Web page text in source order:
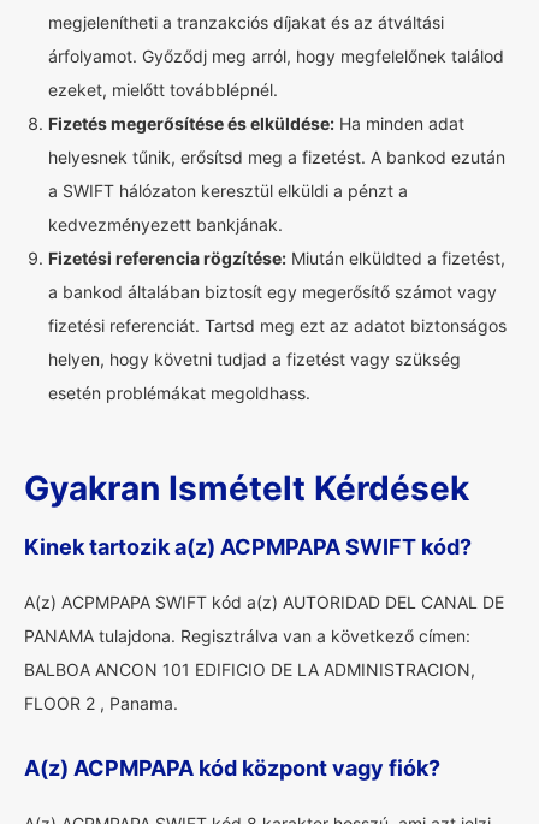
megjelenítheti a tranzakciós díjakat és az átváltási
árfolyamot. Győződj meg arról, hogy megfelelőnek találod
ezeket, mielőtt továbblépnél.
Fizetés megerősítése és elküldése: Ha minden adat
helyesnek tűnik, erősítsd meg a fizetést. A bankod ezután
a SWIFT hálózaton keresztül elküldi a pénzt a
kedvezményezett bankjának.
Fizetési referencia rögzítése: Miután elküldted a fizetést,
a bankod általában biztosít egy megerősítő számot vagy
fizetési referenciát. Tartsd meg ezt az adatot biztonságos
helyen, hogy követni tudjad a fizetést vagy szükség
esetén problémákat megoldhass.
Gyakran Ismételt Kérdések
Kinek tartozik a(z) ACPMPAPA SWIFT kód?
A(z) ACPMPAPA SWIFT kód a(z) AUTORIDAD DEL CANAL DE
PANAMA tulajdona. Regisztrálva van a következő címen:
BALBOA ANCON 101 EDIFICIO DE LA ADMINISTRACION,
FLOOR 2 , Panama.
A(z) ACPMPAPA kód központ vagy fiók?